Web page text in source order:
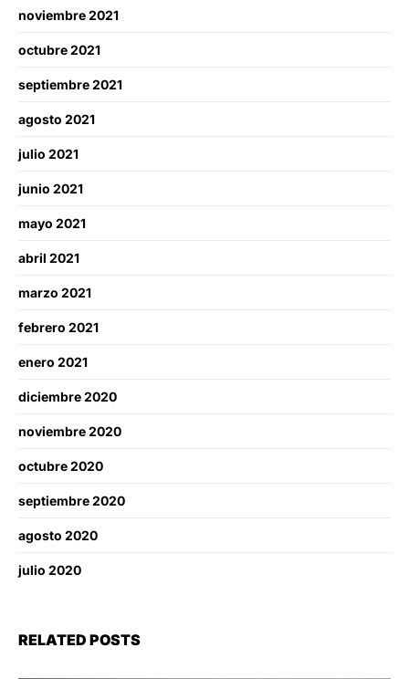
noviembre 2021
octubre 2021
septiembre 2021
agosto 2021
julio 2021
junio 2021
mayo 2021
abril 2021
marzo 2021
febrero 2021
enero 2021
diciembre 2020
noviembre 2020
octubre 2020
septiembre 2020
agosto 2020
julio 2020
RELATED POSTS